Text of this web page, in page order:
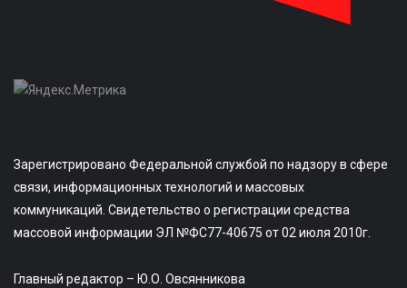
Зарегистрировано Федеральной службой по надзору в сфере
связи, информационных технологий и массовых
коммуникаций. Свидетельство о регистрации средства
массовой информации ЭЛ №ФС77-40675 от 02 июля 2010г.
Главный редактор – Ю.О. Овсянникова